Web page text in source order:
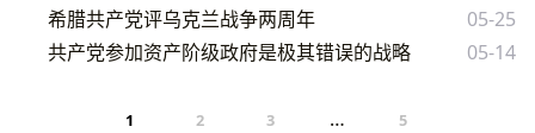
希腊共产党评乌克兰战争两周年
05-25
共产党参加资产阶级政府是极其错误的战略
05-14
1 2 3 … 5